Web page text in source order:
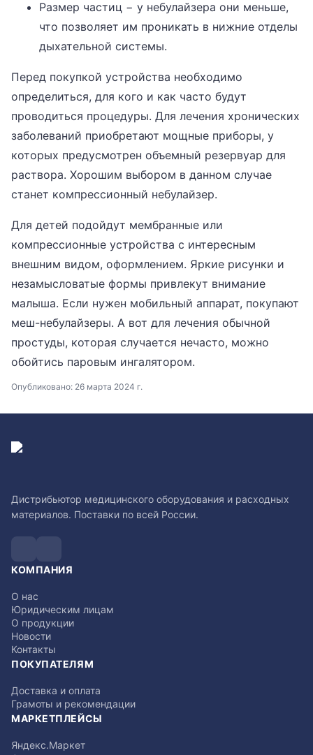
Размер частиц − у небулайзера они меньше,
что позволяет им проникать в нижние отделы
дыхательной системы.
Перед покупкой устройства необходимо
определиться, для кого и как часто будут
проводиться процедуры. Для лечения хронических
заболеваний приобретают мощные приборы, у
которых предусмотрен объемный резервуар для
раствора. Хорошим выбором в данном случае
станет компрессионный небулайзер.
Для детей подойдут мембранные или
компрессионные устройства с интересным
внешним видом, оформлением. Яркие рисунки и
незамысловатые формы привлекут внимание
малыша. Если нужен мобильный аппарат, покупают
меш-небулайзеры. А вот для лечения обычной
простуды, которая случается нечасто, можно
обойтись паровым ингалятором.
Опубликовано: 26 марта 2024 г.
Дистрибьютор медицинского оборудования и расходных
материалов. Поставки по всей России.
КОМПАНИЯ
О нас
Юридическим лицам
О продукции
Новости
Контакты
ПОКУПАТЕЛЯМ
Доставка и оплата
Грамоты и рекомендации
МАРКЕТПЛЕЙСЫ
Яндекс.Маркет